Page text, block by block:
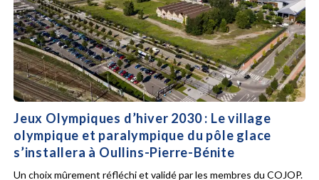
Jeux Olympiques d’hiver 2030 : Le village
olympique et paralympique du pôle glace
s’installera à Oullins-Pierre-Bénite
Un choix mûrement réfléchi et validé par les membres du COJOP.